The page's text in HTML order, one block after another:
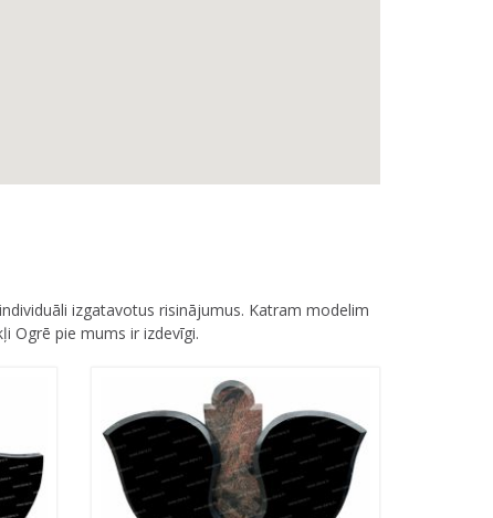
izgatavotus risinājumus. Katram modelim
Ogrē pie mums ir izdevīgi.